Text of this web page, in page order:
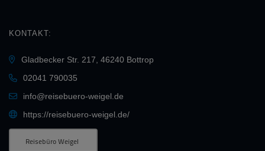
KONTAKT:
Gladbecker Str. 217, 46240 Bottrop
02041 790035
info@reisebuero-weigel.de
https://reisebuero-weigel.de/